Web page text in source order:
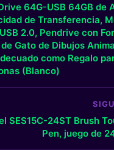
64G-USB 64GB de
de Transferencia,
2.0, Pendrive con
Gato de Dibujos
como Regalo
(Blanco)
SES15C-24ST Brush
Pen, juego de